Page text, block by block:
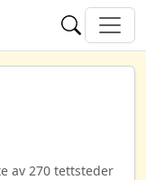
av 270 tettsteder